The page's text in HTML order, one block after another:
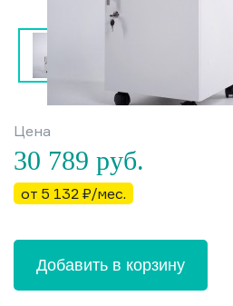
Цена
30 789 руб.
от 5 132 ₽/мес.
Добавить в корзину